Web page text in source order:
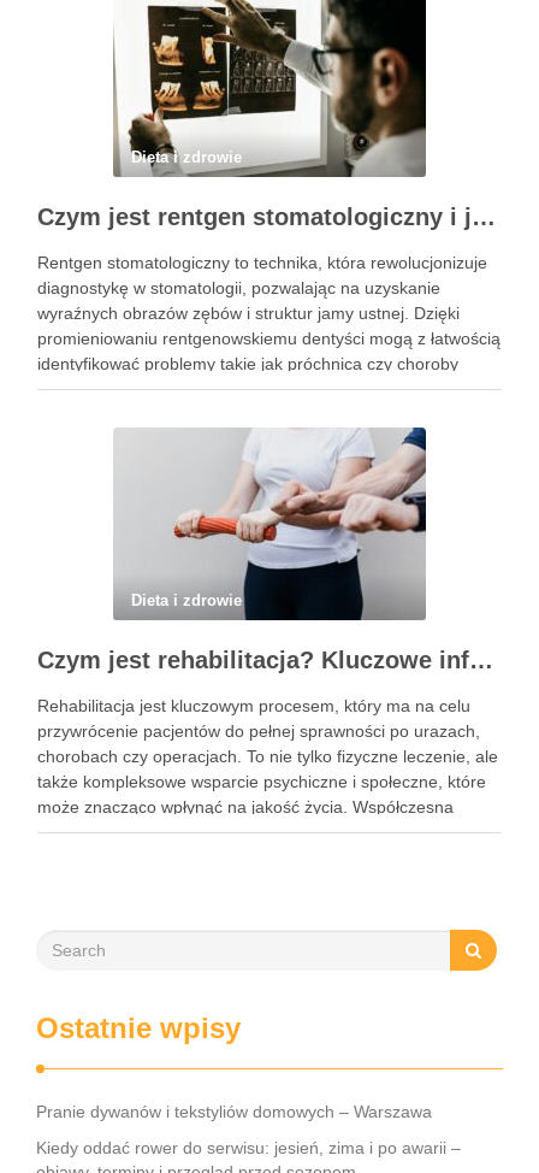
Dieta i zdrowie
Czym jest rentgen stomatologiczny i jak wpływa na zdrowie zębów?
Rentgen stomatologiczny to technika, która rewolucjonizuje
diagnostykę w stomatologii, pozwalając na uzyskanie
wyraźnych obrazów zębów i struktur jamy ustnej. Dzięki
promieniowaniu rentgenowskiemu dentyści mogą z łatwością
identyfikować problemy takie jak próchnica czy choroby
przyzębia, które często pozostają niewidoczne gołym okiem.
Dieta i zdrowie
Czym jest rehabilitacja? Kluczowe informacje, które powinieneś znać
Rehabilitacja jest kluczowym procesem, który ma na celu
przywrócenie pacjentów do pełnej sprawności po urazach,
chorobach czy operacjach. To nie tylko fizyczne leczenie, ale
także kompleksowe wsparcie psychiczne i społeczne, które
może znacząco wpłynąć na jakość życia. Współczesna
rehabilitacja obejmuje różnorodne metody terapeutyczne, od
Ostatnie wpisy
Pranie dywanów i tekstyliów domowych – Warszawa
Kiedy oddać rower do serwisu: jesień, zima i po awarii –